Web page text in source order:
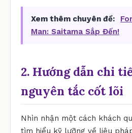
Xem thêm chuyên đề:
Man: Saitama Sắp Đến!
2. Hướng dẫn chi
nguyên tắc cốt lõi
Nhìn nhận một cách khách
tìm hiểu kỹ lưỡng về liệu